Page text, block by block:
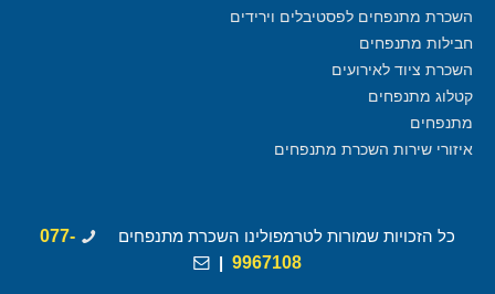
השכרת מתנפחים לפסטיבלים וירידים
חבילות מתנפחים
השכרת ציוד לאירועים
קטלוג מתנפחים
מתנפחים
איזורי שירות השכרת מתנפחים
כל הזכויות שמורות לטרמפולינו השכרת מתנפחים
077-
9967108
|